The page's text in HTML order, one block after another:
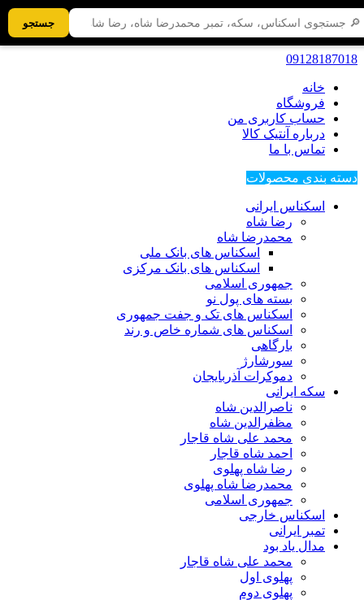
09128187018
خانه
فروشگاه
حساب کاربری من
درباره آنتیک کالا
تماس با ما
دسته بندی محصولات
اسکناس ایرانی
رضا شاه
محمدرضا شاه
اسکناس های بانک ملی
اسکناس های بانک مرکزی
جمهوری اسلامی
بسته های پول نو
اسکناس های تک و جفت جمهوری
اسکناس های شماره خاص و رند
بارگاهی
سورشارژ
دموکرات آذربایجان
سکه ایرانی
ناصرالدین شاه
مظفرالدین شاه
محمد علی شاه قاجار
احمد شاه قاجار
رضا شاه پهلوی
محمدرضا شاه پهلوی
جمهوری اسلامی
اسکناس خارجی
تمبر ایرانی
مدال یاد بود
محمد علی شاه قاجار
پهلوی اول
پهلوی دوم
جستجو